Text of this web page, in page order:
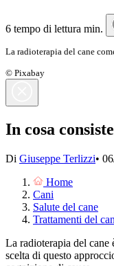
6 tempo di lettura min.
La radioterapia del cane
© Pixabay
In cosa
Di Giuseppe Terlizzi•
Home
Cani
Salute del cane
Trattamenti del
La radioterapia del cane
scelta di questo